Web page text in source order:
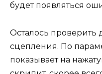
будет появляться
Осталось проверить
сцепления. По
показывает на